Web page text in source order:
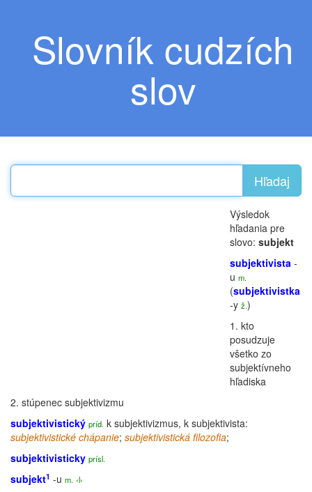
Slovník cudzích
slov
Hľadaj
Výsledok
hľadania pre
slovo: subjekt
subjektivista -
u m.
(subjektivistka
-y ž.)
1. kto
posudzuje
všetko zo
subjektívneho
hľadiska
2. stúpenec subjektivizmu
subjektivistický príd. k subjektivizmus, k subjektivista:
subjektivistické chápanie; subjektivistická filozofia;
subjektivisticky prísl.
subjekt1 -u m. ‹l›